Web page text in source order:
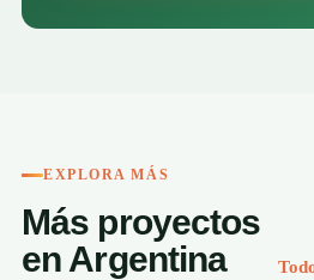
EXPLORA MÁS
Más proyectos
en Argentina